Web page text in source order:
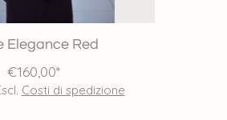
Elegance Red
€160,00*
Costi di spedizione